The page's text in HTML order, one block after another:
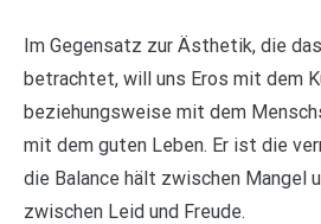
Im Gegensatz zur Ästhetik, die
betrachtet, will uns Eros mit dem
beziehungsweise mit dem
mit dem guten Leben. Er ist die
die Balance hält zwischen Mangel
zwischen Leid und Freude.